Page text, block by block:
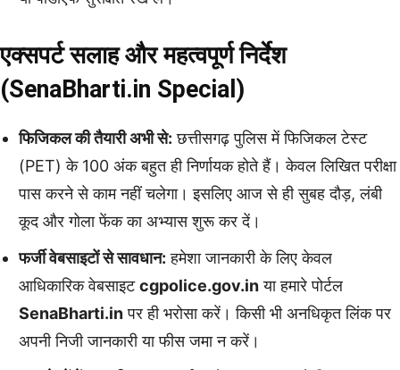
एक्सपर्ट सलाह और महत्वपूर्ण निर्देश
(SenaBharti.in Special)
फिजिकल की तैयारी अभी से: छत्तीसगढ़ पुलिस में फिजिकल टेस्ट
(PET) के 100 अंक बहुत ही निर्णायक होते हैं। केवल लिखित परीक्षा
पास करने से काम नहीं चलेगा। इसलिए आज से ही सुबह दौड़, लंबी
कूद और गोला फेंक का अभ्यास शुरू कर दें।
फर्जी वेबसाइटों से सावधान: हमेशा जानकारी के लिए केवल
आधिकारिक वेबसाइटcgpolice.gov.inया हमारे पोर्टल
SenaBharti.inपर ही भरोसा करें। किसी भी अनधिकृत लिंक पर
अपनी निजी जानकारी या फीस जमा न करें।